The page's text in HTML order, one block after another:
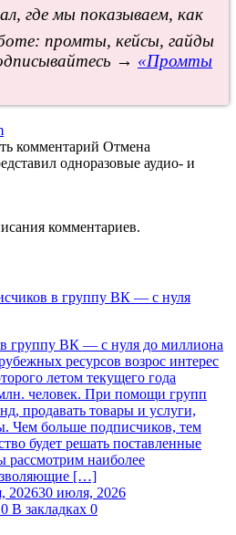
где мы показываем, как
промты, кейсы, гайды
→ «Промты
комментарий Отмена
одноразовые аудио- и
комментариев.
группу ВК — с нуля до миллиона
ресурсов возрос интерес
летом текущего года
человек. При помощи групп
продавать товары и услуги,
Чем больше подписчиков, тем
будет решать поставленные
рассмотрим наиболее
[…]
202630 июля, 2026
0 В закладках 0